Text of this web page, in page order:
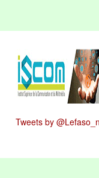
Tweets by